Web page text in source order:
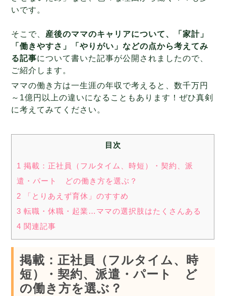
いです。
そこで、 産後のママのキャリアについて、「家計」
「働きやすさ」「やりがい」などの点から考えてみ
る記事について書いた記事が公開されましたので、
ご紹介します。
ママの働き方は一生涯の年収で考えると、数千万円
～1億円以上の違いになることもあります！ぜひ真剣
に考えてみてください。
目次
1 掲載：正社員（フルタイム、時短）・契約、派
遣・パート どの働き方を選ぶ？
2 「とりあえず育休」のすすめ
3 転職・休職・起業…ママの選択肢はたくさんある
4 関連記事
掲載：正社員（フルタイム、時
短）・契約、派遣・パート ど
の働き方を選ぶ？